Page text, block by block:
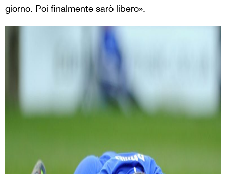
giorno. Poi finalmente sarò libero».